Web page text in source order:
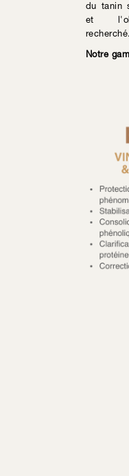
du tanin
et
recherché.
Notre